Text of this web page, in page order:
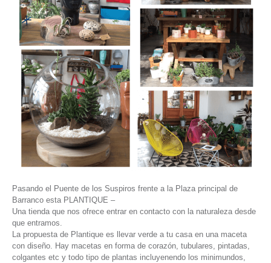
Pasando el Puente de los Suspiros frente a la Plaza principal de
Barranco esta PLANTIQUE –
Una tienda que nos ofrece entrar en contacto con la naturaleza desde
que entramos.
La propuesta de Plantique es llevar verde a tu casa en una maceta
con diseño. Hay macetas en forma de corazón, tubulares, pintadas,
colgantes etc y todo tipo de plantas incluyenendo los minimundos,